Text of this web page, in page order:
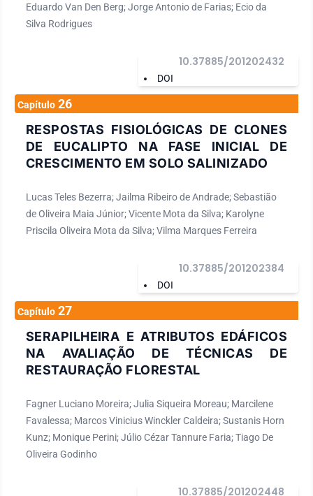
Eduardo Van Den Berg; Jorge Antonio de Farias; Ecio da
Silva Rodrigues
DOI
10.37885/201202432
Capítulo 26
RESPOSTAS FISIOLÓGICAS DE CLONES
DE EUCALIPTO NA FASE INICIAL DE
CRESCIMENTO EM SOLO SALINIZADO
Lucas Teles Bezerra; Jailma Ribeiro de Andrade; Sebastião
de Oliveira Maia Júnior; Vicente Mota da Silva; Karolyne
Priscila Oliveira Mota da Silva; Vilma Marques Ferreira
DOI
10.37885/201202384
Capítulo 27
SERAPILHEIRA E ATRIBUTOS EDÁFICOS
NA AVALIAÇÃO DE TÉCNICAS DE
RESTAURAÇÃO FLORESTAL
Fagner Luciano Moreira; Julia Siqueira Moreau; Marcilene
Favalessa; Marcos Vinicius Winckler Caldeira; Sustanis Horn
Kunz; Monique Perini; Júlio Cézar Tannure Faria; Tiago De
Oliveira Godinho
10.37885/201202448